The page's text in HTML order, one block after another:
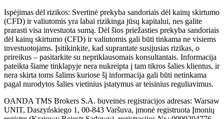
Ispėjimas dėl rizikos: Svertinė prekyba sandoriais dėl kainų skirtumo
(CFD) ir valiutomis yra labai rizikinga jūsų kapitalui, nes galite
prarasti visa investuota sumą. Dėl šios priežasties prekyba sandoriais
dėl kainų skirtumo (CFD) ir valiutomis gali būti tinkama ne visiems
investuotojams. Įsitikinkite, kad suprantate susijusias rizikas, o
prireikus – pasitarkite su nepriklausomais konsultantais. Informacija
pateikta šiame tinklapyje nera nukreipta į tam tikros šalies klientus, ir
nera skirta toms šalims kuriose šį informacija gali būti netinkama
pagal nurodytos šalies vietinius įstatymus ar teisinius reguliavimus.
OANDA TMS Brokers S.A. buveinės registracijos adresas: Warsaw
UNIT, Daszyńskiego 1, 00-843 Varšuva, įmonė registruota Įmonių